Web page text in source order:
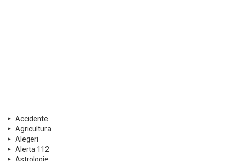
Accidente
Agricultura
Alegeri
Alerta 112